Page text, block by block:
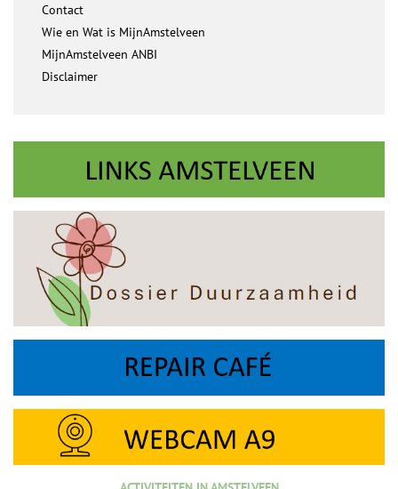
Contact
Wie en Wat is MijnAmstelveen
MijnAmstelveen ANBI
Disclaimer